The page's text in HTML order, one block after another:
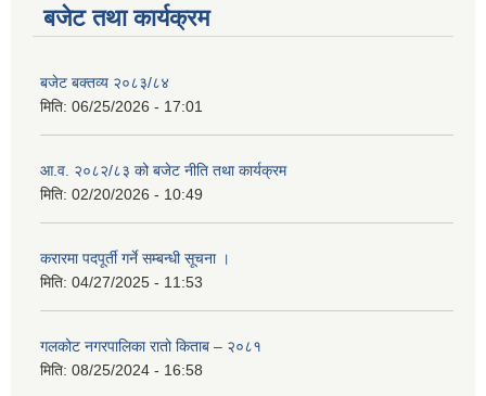
बजेट तथा कार्यक्रम
बजेट बक्तव्य २०८३/८४
मिति: 06/25/2026 - 17:01
आ.व. २०८२/८३ को बजेट नीति तथा कार्यक्रम
मिति: 02/20/2026 - 10:49
करारमा पदपूर्ती गर्ने सम्बन्धी सूचना ।
मिति: 04/27/2025 - 11:53
गलकोट नगरपालिका रातो किताब – २०८१
मिति: 08/25/2024 - 16:58